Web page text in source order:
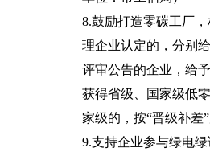
8.鼓励打造零碳工厂
理企业认定的，分别
评审公告的企业，给
获得省级、国家级低
家级的，按“晋级补差
9.支持企业参与绿电